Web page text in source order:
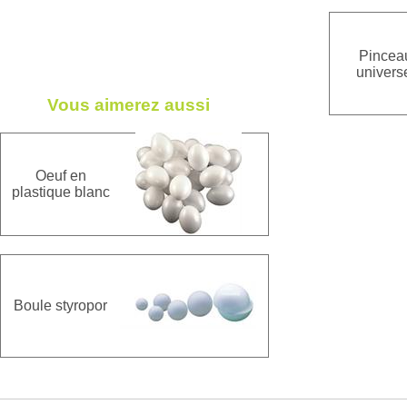
Vous aimerez aussi
Oeuf en
plastique blanc
Boule styropor